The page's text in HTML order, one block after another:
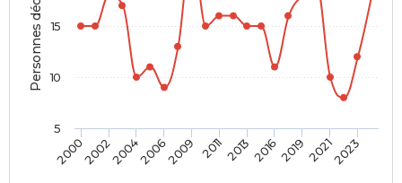
Personnes décédées
20002002200420062009 201120132016201920212023
5
10
15